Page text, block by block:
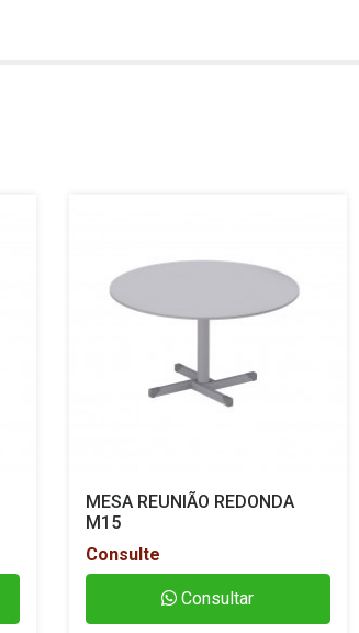
MESA REUNIÃO REDONDA
M15
Consulte
Consultar